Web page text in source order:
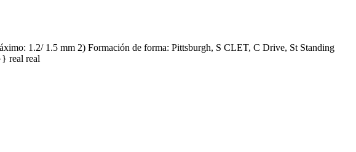
1.2/ 1.5 mm 2) Formación de forma: Pittsburgh, S CLET, C Drive, St Standing
real real